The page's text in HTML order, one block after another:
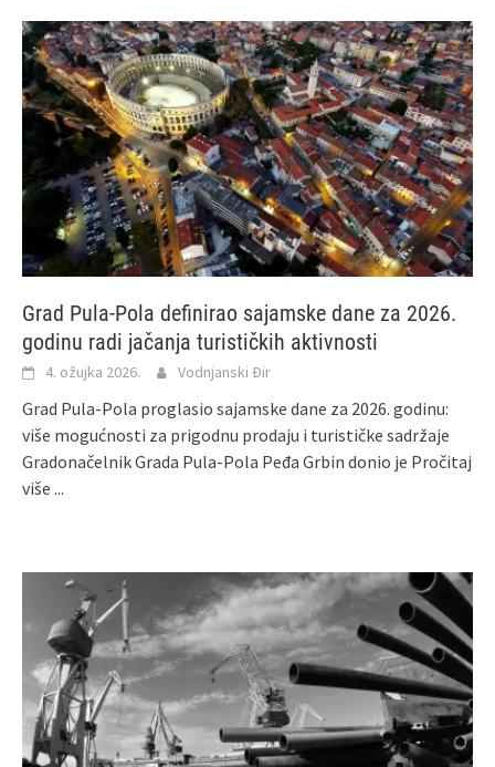
Grad Pula-Pola definirao sajamske dane za 2026.
godinu radi jačanja turističkih aktivnosti
4. ožujka 2026. Vodnjanski Đir
Grad Pula‑Pola proglasio sajamske dane za 2026. godinu:
više mogućnosti za prigodnu prodaju i turističke sadržaje
Gradonačelnik Grada Pula‑Pola Peđa Grbin donio je Pročitaj
više ...